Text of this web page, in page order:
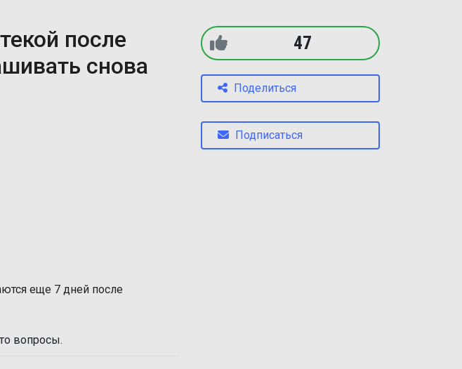
после
снова
еще 7 дней после
вопросы.
47
Поделиться
Подписаться